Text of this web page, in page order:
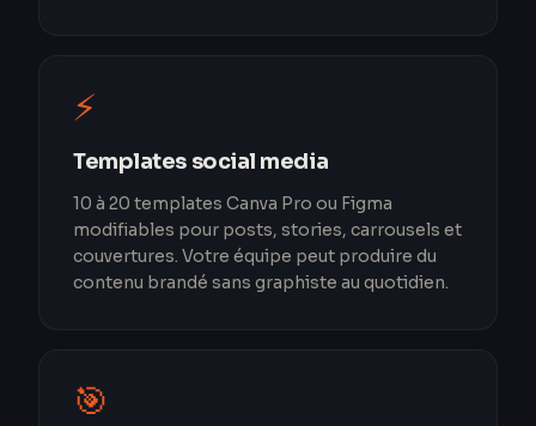
⚡
Templates social media
10 à 20 templates Canva Pro ou Figma
modifiables pour posts, stories, carrousels et
couvertures. Votre équipe peut produire du
contenu brandé sans graphiste au quotidien.
🎯